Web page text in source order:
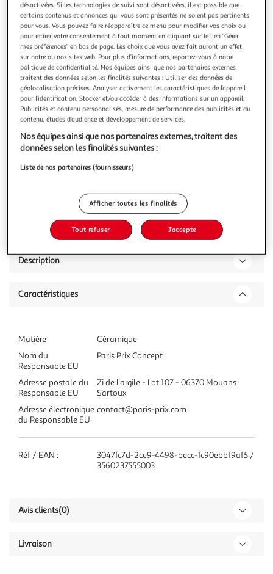
FIVE
Bocal de conservation bambou 1,5l blanc & naturel
Informations Techniques : Dimensions : D. 13,5 x H. 17,5 cm
Matières : Céramique & Bambou Spécificités : Pratique &
Astucieux Bocal de Conservation Avec Couvercle Forme
Ronde Passage au four sans le couvercle Contenance : 1,5 L
Couleur : Blanc & Naturel
En savoir +
Vendu parMultishop
Retrait dès 1/2 semaines
2,00€
Vendu parMultishop
Description
Caractéristiques
Matière
Céramique
Nom du
Responsable EU
Paris Prix Concept
Adresse postale du
Responsable EU
Zi de l'argile - Lot 107 - 06370 Mouans
Sartoux
Adresse électronique
du Responsable EU
contact@paris-prix.com
Réf / EAN :
3047fc7d-2ce9-4498-becc-fc90ebbf9af5 /
3560237555003
Avis clients(0)
Livraison
désactivées. Si les technologies de suivi sont désactivées, il est possible que
certains contenus et annonces qui vous sont présentés ne soient pas pertinents
pour vous. Vous pouvez faire réapparaître ce menu pour modifier vos choix ou
pour retirer votre consentement à tout moment en cliquant sur le lien "Gérer
mes préférences" en bas de page. Les choix que vous avez fait auront un effet
sur notre ou nos sites web. Pour plus d’informations, reportez-vous à notre
politique de confidentialité. Nos équipes ainsi que nos partenaires externes
traitent des données selon les finalités suivantes : Utiliser des données de
géolocalisation précises. Analyser activement les caractéristiques de l’appareil
pour l’identification. Stocker et/ou accéder à des informations sur un appareil.
Publicités et contenu personnalisés, mesure de performance des publicités et du
contenu, études d’audience et développement de services.
Nos équipes ainsi que nos partenaires externes, traitent des
données selon les finalités suivantes :
Liste de nos partenaires (fournisseurs)
Afficher toutes les finalités
Tout refuser J'accepte